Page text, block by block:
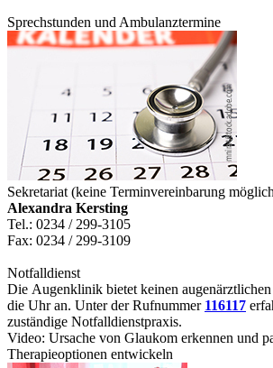
Sprechstunden und Ambulanztermine
Sekretariat (keine Terminvereinbarung
Alexandra Kersting
Tel.: 0234 / 299-3105
Fax: 0234 / 299-3109
Notfalldienst
Die Augenklinik bietet keinen
die Uhr an. Unter der Rufnummer 116117
zuständige Notfalldienstpraxis.
Video: Ursache von Glaukom erkennen und
Therapieoptionen entwickeln